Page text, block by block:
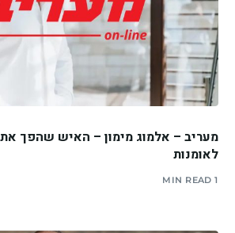
מעריב – אלמוג מימון – האיש שהפך את
לאומנות
1 MIN READ